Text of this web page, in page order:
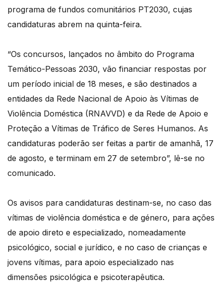
programa de fundos comunitários PT2030, cujas
candidaturas abrem na quinta-feira.
“Os concursos, lançados no âmbito do Programa
Temático-Pessoas 2030, vão financiar respostas por
um período inicial de 18 meses, e são destinados a
entidades da Rede Nacional de Apoio às Vítimas de
Violência Doméstica (RNAVVD) e da Rede de Apoio e
Proteção a Vítimas de Tráfico de Seres Humanos. As
candidaturas poderão ser feitas a partir de amanhã, 17
de agosto, e terminam em 27 de setembro”, lê-se no
comunicado.
Os avisos para candidaturas destinam-se, no caso das
vítimas de violência doméstica e de género, para ações
de apoio direto e especializado, nomeadamente
psicológico, social e jurídico, e no caso de crianças e
jovens vítimas, para apoio especializado nas
dimensões psicológica e psicoterapêutica.